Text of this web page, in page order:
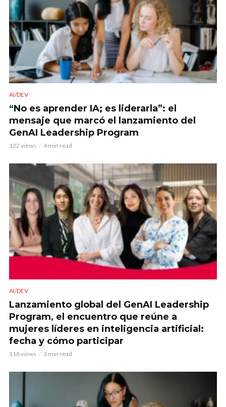
AI/DEV
“No es aprender IA; es liderarla”: el
mensaje que marcó el lanzamiento del
GenAI Leadership Program
122 views 4 min read
AI/DEV
Lanzamiento global del GenAI Leadership
Program, el encuentro que reúne a
mujeres líderes en inteligencia artificial:
fecha y cómo participar
118 views 3 min read